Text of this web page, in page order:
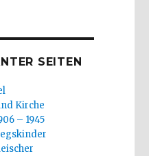
SEITEN
Kirche
– 1945